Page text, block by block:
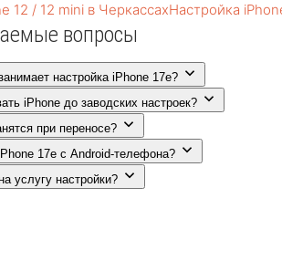
12 / 12 mini в ЧеркассахНастройка
вопросы
настройка iPhone 17e?
iPhone до заводских настроек?
при переносе?
17e с Android-телефона?
услугу настройки?